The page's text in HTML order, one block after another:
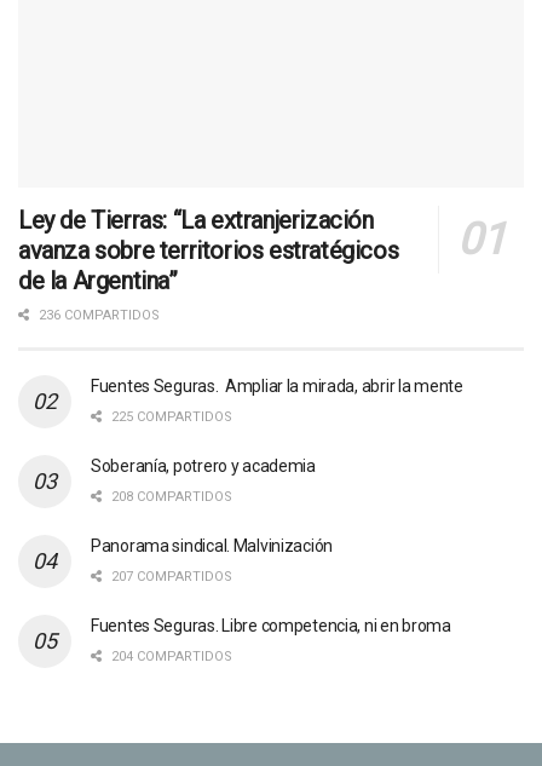
Ley de Tierras: “La extranjerización
avanza sobre territorios estratégicos
de la Argentina”
236 COMPARTIDOS
Fuentes Seguras. Ampliar la mirada, abrir la mente
225 COMPARTIDOS
Soberanía, potrero y academia
208 COMPARTIDOS
Panorama sindical. Malvinización
207 COMPARTIDOS
Fuentes Seguras. Libre competencia, ni en broma
204 COMPARTIDOS